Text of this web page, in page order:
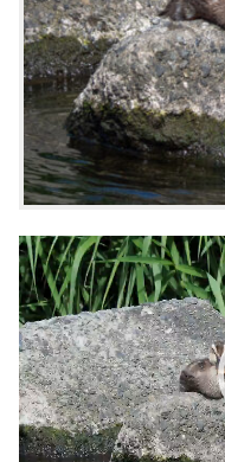
動
画
プ
レ
ー
ヤ
ー